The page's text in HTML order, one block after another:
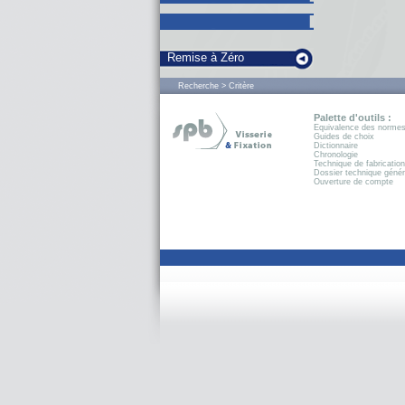
Remise à Zéro
Recherche > Critère
Palette d'outils :
Equivalence des normes
Guides de choix
Dictionnaire
Chronologie
Technique de fabrication
Dossier technique
Ouverture de compte